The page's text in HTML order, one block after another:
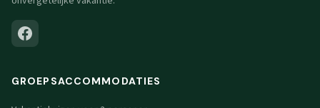
GROEPSACCOMMODATIES